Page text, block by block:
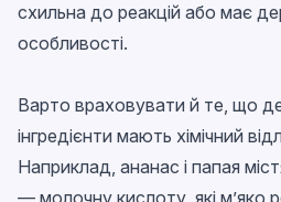
схильна до реакцій або має
особливості.
Варто враховувати й те, що
інгредієнти мають хімічний
Наприклад, ананас і папая